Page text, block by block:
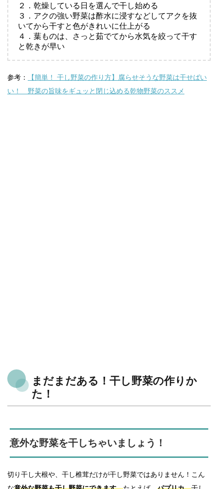
２．乾燥している日を選んで干し始める
３．アクの強い野菜は酢水に浸すなどしてアクを抜
いてから干すと色がきれいに仕上がる
４．葉ものは、さっと茹でてから水気を絞って干す
と乾きが早い
参考：
【簡単！ 干し野菜の作り方】腐らせそうな野菜は干せばい
い！ 野菜の旨味をギュッと閉じ込める乾物野菜のススメ
まだまだある！干し野菜の作りか
た！
意外な野菜を干しちゃいましょう！
切り干し大根や、干し椎茸だけが干し野菜ではありません！こん